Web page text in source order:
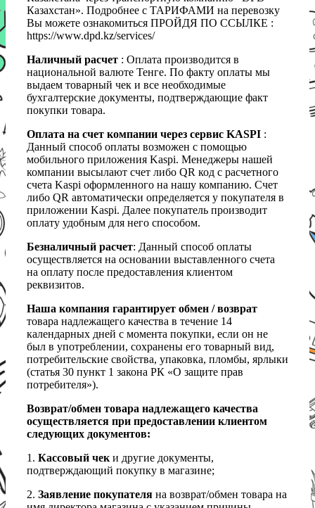
Казахстан». Подробнее с ТАРИФАМИ на перевозку
Вы можете ознакомиться ПРОЙДЯ ПО ССЫЛКЕ :
https://www.dpd.kz/services/
Наличный расчет : Оплата производится в
национальной валюте Тенге. По факту оплаты мы
выдаем товарный чек и все необходимые
бухгалтерские документы, подтверждающие факт
покупки товара.
Оплата на счет компании через сервис KASPI :
Данный способ оплаты возможен с помощью
мобильного приложения Kaspi. Менеджеры нашей
компании высылают счет либо QR код с расчетного
счета Kaspi оформленного на нашу компанию. Счет
либо QR автоматически определяется у покупателя в
приложении Kaspi. Далее покупатель производит
оплату удобным для него способом.
Безналичный расчет: Данный способ оплаты
осуществляется на основании выставленного счета
на оплату после предоставления клиентом
реквизитов.
Наша компания гарантирует обмен / возврат
товара надлежащего качества в течение 14
календарных дней с момента покупки, если он не
был в употреблении, сохранены его товарный вид,
потребительские свойства, упаковка, пломбы, ярлыки
(статья 30 пункт 1 закона РК «О защите прав
потребителя»).
Возврат/обмен товара надлежащего качества
осуществляется при предоставлении клиентом
следующих документов:
1. Кассовый чеки другие документы,
подтверждающий покупку в магазине;
2. Заявление покупателя на возврат/обмен товара на